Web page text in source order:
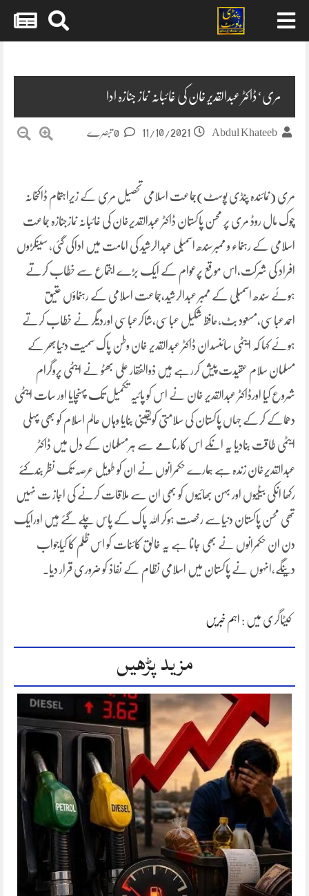
مری‘ڈاکٹر عبدالقدیر خان کی غائبانہ نماز جنازہ ادا
Abdul Khateeb
11/10/2021
مری (نمائندہ پنڈی پوسٹ)جماعت اسلامی تحصیل مری کے زیراہتمام ڈاکخانہ
چوک مال روڈ مری پر محسن پاکستان ڈاکٹر عبدالقدیرخان کی غائبانہ نمازجنازہ جماعت
اسلامی کے رہنماء و ممبرسندھ اسمبلی عبدالرشید کی امامت میں اداکی گئی، سینکڑوں
افراد کی شرکت،اس موقع پرعوام کے ایک بڑے اجتماع سے خطاب کرتے
ہوئے سندھ اسمبلی کے ممبر عبدالرشید،جماعت اسلامی کے رہنماؤں عتیق
احمدعباسی،مسعود بٹ،حافظ شکیل عباسی،شاکرعباسی اوردیگر نے خطاب کرتے
ہوئے کہا کہ ایٹمی سائنسدان ڈاکٹر عبدالقدیر خان وطن پاک سمیت دنیابھر کے
مسلمان سلام عقیدت پیش کررہے ہیں ذوالفقار علی بھٹو نے ایٹمی پروگرام
شروع کیا اورڈاکٹر عبدالقدیر خان نے اس کو پائیہ تکمیل تک پہنچایا اور سات ایٹمی
دھماکے کرکے جہاں پاکستان کی سلامتی کویقینی بنایا وہاں عالم اسلام کو بھی پہلی
ایٹمی طاقت بنادیا یہ انکے اس کارنامے سے ہرمسلمان کے دل میں ڈاکٹر
عبدالقدیرخان زندہ ہے ہمارے حکمرانوں نے ان کو طویل عرصہ تک نظر بندکئے
رکھا انکی بیٹیوں اور بہن بھائیوں کو بھی ان سے ملاقات کرنے کی اجاز ت نہیں
تھی محسن پاکستان دنیاسے رخصت ہوکر اللہ پاک کے پاس چلے گئے ہیں اورایک
دن ان حکمرانوں نے بھی جانا ہے یہ خالق کائنات کو اس ظلم کا کیاجواب
دینگے،انہوں نے پاکستان میں اسلامی نظام کے نفاذ کو ضروری قرار دیا۔
کیٹاگری میں : اہم خبریں
مزید پڑھیں